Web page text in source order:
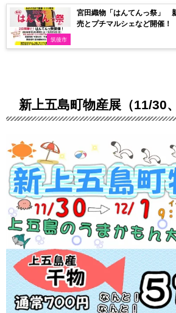
筑後市
宮田織物「はんてんっ祭」
売とプチマルシェなど開催！
新上五島町物産展（11/30